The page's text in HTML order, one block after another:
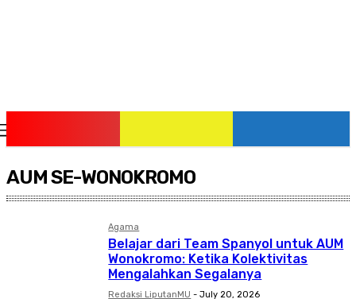
AUM SE-WONOKROMO
Agama
Belajar dari Team Spanyol untuk AUM
Wonokromo: Ketika Kolektivitas
Mengalahkan Segalanya
Redaksi LiputanMU - July 20, 2026